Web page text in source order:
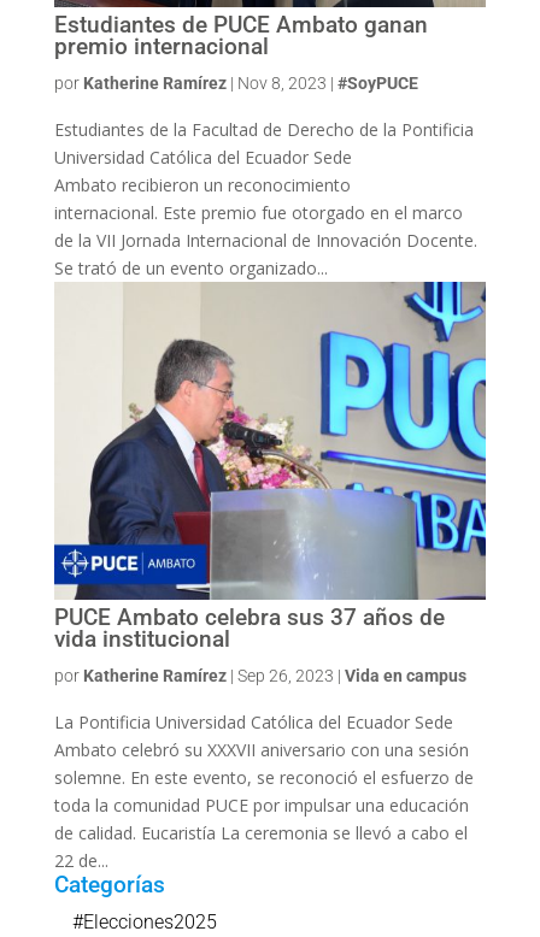
Estudiantes de PUCE Ambato ganan
premio internacional
por Katherine Ramírez| Nov 8, 2023 | #SoyPUCE
Estudiantes de la Facultad de Derecho de la Pontificia
Universidad Católica del Ecuador Sede
Ambato recibieron un reconocimiento
internacional. Este premio fue otorgado en el marco
de la VII Jornada Internacional de Innovación Docente.
Se trató de un evento organizado...
PUCE Ambato celebra sus 37 años de
vida institucional
por Katherine Ramírez| Sep 26, 2023 | Vida en campus
La Pontificia Universidad Católica del Ecuador Sede
Ambato celebró su XXXVII aniversario con una sesión
solemne. En este evento, se reconoció el esfuerzo de
toda la comunidad PUCE por impulsar una educación
de calidad. Eucaristía La ceremonia se llevó a cabo el
22 de...
Categorías
#Elecciones2025